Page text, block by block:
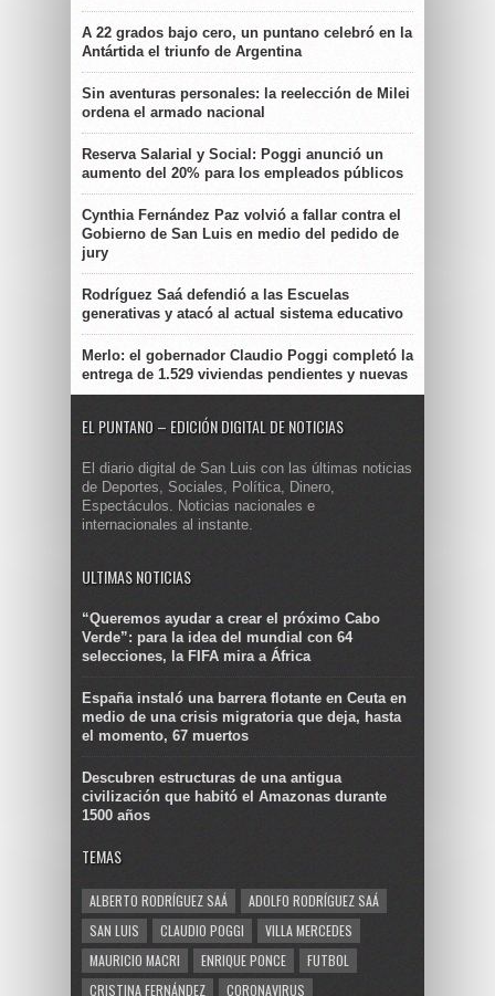
A 22 grados bajo cero, un puntano celebró en la
Antártida el triunfo de Argentina
Sin aventuras personales: la reelección de Milei
ordena el armado nacional
Reserva Salarial y Social: Poggi anunció un
aumento del 20% para los empleados públicos
Cynthia Fernández Paz volvió a fallar contra el
Gobierno de San Luis en medio del pedido de
jury
Rodríguez Saá defendió a las Escuelas
generativas y atacó al actual sistema educativo
Merlo: el gobernador Claudio Poggi completó la
entrega de 1.529 viviendas pendientes y nuevas
EL PUNTANO – EDICIÓN DIGITAL DE NOTICIAS
El diario digital de San Luis con las últimas noticias
de Deportes, Sociales, Política, Dinero,
Espectáculos. Noticias nacionales e
internacionales al instante.
ULTIMAS NOTICIAS
“Queremos ayudar a crear el próximo Cabo
Verde”: para la idea del mundial con 64
selecciones, la FIFA mira a África
España instaló una barrera flotante en Ceuta en
medio de una crisis migratoria que deja, hasta
el momento, 67 muertos
Descubren estructuras de una antigua
civilización que habitó el Amazonas durante
1500 años
TEMAS
ALBERTO RODRÍGUEZ SAÁ
ADOLFO RODRÍGUEZ SAÁ
SAN LUIS
CLAUDIO POGGI
VILLA MERCEDES
MAURICIO MACRI
ENRIQUE PONCE
FUTBOL
CRISTINA FERNÁNDEZ
CORONAVIRUS